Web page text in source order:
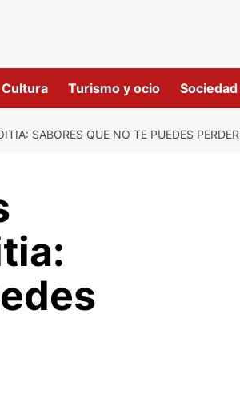
Cultura Turismo y ocio Sociedad
SABORES QUE NO TE PUEDES PERDER